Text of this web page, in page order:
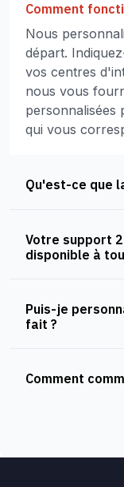
Comment
Nous
départ.
vos centres
nous vous
personnalisées
qui vous
Qu'est-ce que
Votre support
disponible à
Puis-je
fait ?
Comment